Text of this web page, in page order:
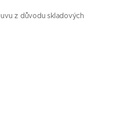
z důvodu skladových